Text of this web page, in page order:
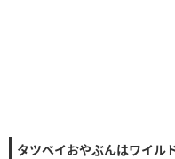
タツベイおやぶんはワイル